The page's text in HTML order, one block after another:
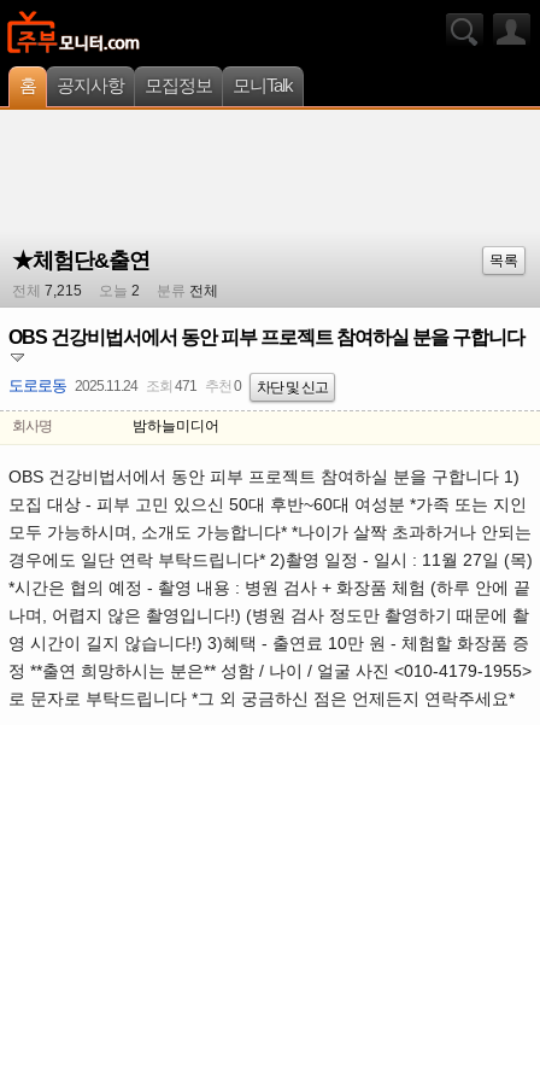
홈 공지사항 모집정보 모니Talk
★체험단&출연
목록
전체 7,215 오늘 2 분류 전체
OBS 건강비법서에서 동안 피부 프로젝트 참여하실 분을 구합니다
도로로동 2025.11.24 조회 471 추천 0 차단 및 신고
회사명 밤하늘미디어
OBS 건강비법서에서 동안 피부 프로젝트 참여하실 분을 구합니다 1)
모집 대상 - 피부 고민 있으신 50대 후반~60대 여성분 *가족 또는 지인
모두 가능하시며, 소개도 가능합니다* *나이가 살짝 초과하거나 안되는
경우에도 일단 연락 부탁드립니다* 2)촬영 일정 - 일시 : 11월 27일 (목)
*시간은 협의 예정 - 촬영 내용 : 병원 검사 + 화장품 체험 (하루 안에 끝
나며, 어렵지 않은 촬영입니다!) (병원 검사 정도만 촬영하기 때문에 촬
영 시간이 길지 않습니다!) 3)혜택 - 출연료 10만 원 - 체험할 화장품 증
정 **출연 희망하시는 분은** 성함 / 나이 / 얼굴 사진 <010-4179-1955>
로 문자로 부탁드립니다 *그 외 궁금하신 점은 언제든지 연락주세요*